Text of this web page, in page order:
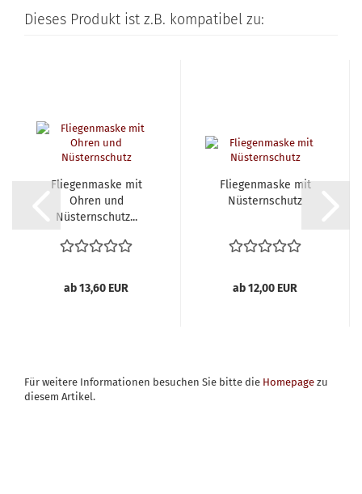
Dieses Produkt ist z.B. kompatibel zu:
Fliegenmaske mit
Ohren und
Nüsternschutz...
ab 13,60 EUR
Fliegenmaske mit
Nüsternschutz
ab 12,00 EUR
Für weitere Informationen besuchen Sie bitte die Homepage zu
diesem Artikel.